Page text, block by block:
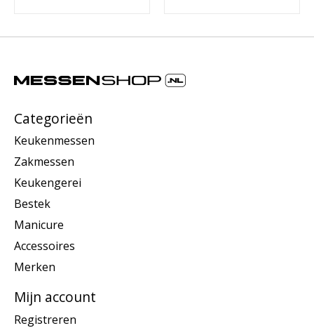
Categorieën
Keukenmessen
Zakmessen
Keukengerei
Bestek
Manicure
Accessoires
Merken
Mijn account
Registreren